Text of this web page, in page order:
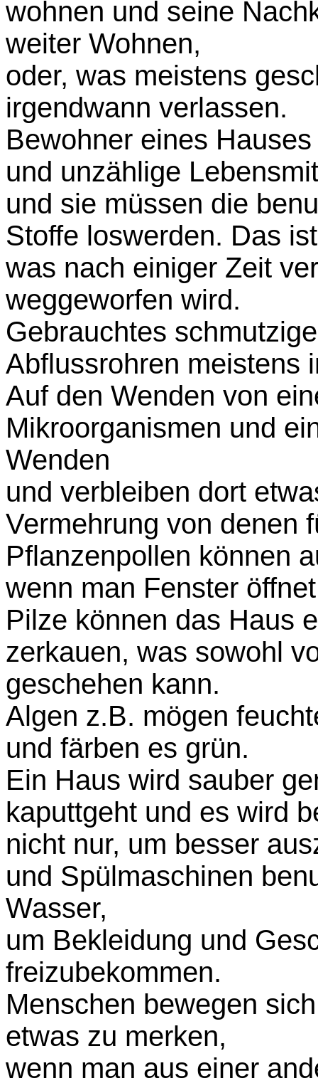
wohnen und seine
weiter Wohnen,
oder, was meistens
irgendwann verlassen.
Bewohner eines
und unzählige
und sie müssen die
Stoffe loswerden. Das
was nach einiger Zeit
weggeworfen wird.
Gebrauchtes
Abflussrohren meistens
Auf den Wenden von
Mikroorganismen und
Wenden
und verbleiben dort
Vermehrung von denen
Pflanzenpollen können
wenn man Fenster
Pilze können das Haus
zerkauen, was sowohl
geschehen kann.
Algen z.B. mögen
und färben es grün.
Ein Haus wird sauber
kaputtgeht und es wird
nicht nur, um besser
und Spülmaschinen
Wasser,
um Bekleidung und
freizubekommen.
Menschen bewegen
etwas zu merken,
wenn man aus einer